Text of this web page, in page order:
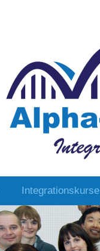
Integrationskurse